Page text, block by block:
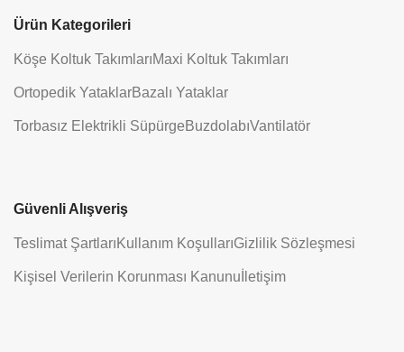
Ürün Kategorileri
Köşe Koltuk TakımlarıMaxi Koltuk Takımları
Ortopedik YataklarBazalı Yataklar
Torbasız Elektrikli SüpürgeBuzdolabıVantilatör
Güvenli Alışveriş
Teslimat ŞartlarıKullanım KoşullarıGizlilik Sözleşmesi
Kişisel Verilerin Korunması Kanunu İletişim